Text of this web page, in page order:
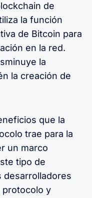
de
la función
de Bitcoin para
en la red.
la
la creación de
que la
trae para la
un marco
tipo de
desarrolladores
protocolo y